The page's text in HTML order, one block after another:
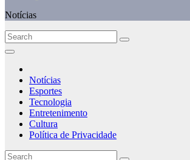
Notícias
Notícias
Esportes
Tecnologia
Entretenimento
Cultura
Política de Privacidade